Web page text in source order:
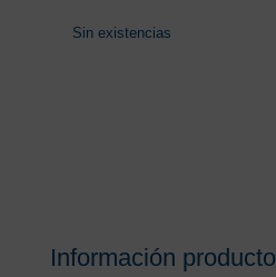
Sin existencias
Información producto